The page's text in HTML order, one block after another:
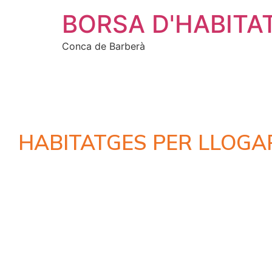
BORSA
Conca de Barberà
HABITATGES PER